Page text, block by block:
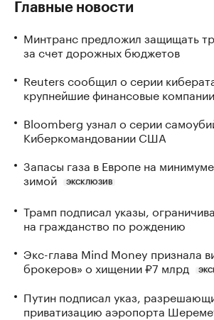
Главные новости
Минтранс предложил защищать
за счет дорожных бюджетов
Reuters сообщил о серии
крупнейшие финансовые
Bloomberg узнал о серии
Киберкомандовании США
Запасы газа в Европе на
зимой
ЭКСКЛЮЗИВ
Трамп подписал указы,
на гражданство по рождению
Экс-глава Mind Money признала
брокеров» о хищении ₽7 млрд
Путин подписал указ,
приватизацию аэропорта